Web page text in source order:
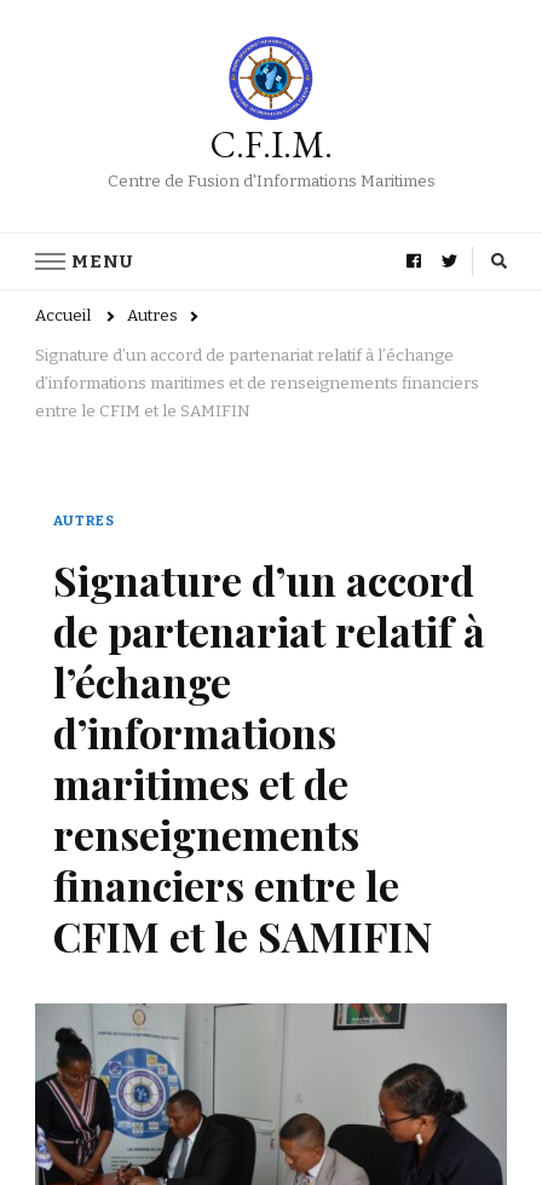
C.F.I.M.
Centre de Fusion d'Informations Maritimes
MENU
Accueil Autres
Signature d’un accord de partenariat relatif à l’échange
d’informations maritimes et de renseignements financiers
entre le CFIM et le SAMIFIN
AUTRES
Signature d’un accord
de partenariat relatif à
l’échange
d’informations
maritimes et de
renseignements
financiers entre le
CFIM et le SAMIFIN